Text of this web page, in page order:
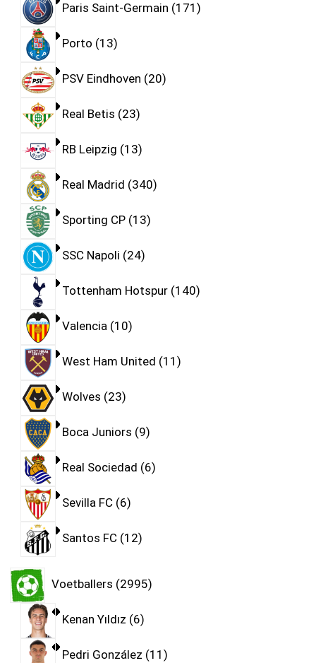
Paris Saint-Germain 171
Porto 13
PSV Eindhoven 20
Real Betis 23
RB Leipzig 13
Real Madrid 340
Sporting CP 13
SSC Napoli 24
Tottenham Hotspur 140
Valencia 10
West Ham United 11
Wolves 23
Boca Juniors 9
Real Sociedad 6
Sevilla FC 6
Santos FC 12
Voetballers 2995
Kenan Yıldız 6
Pedri González 11